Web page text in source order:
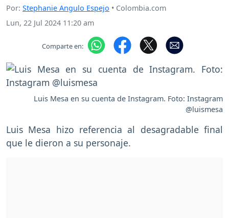
Por: Stephanie Angulo Espejo • Colombia.com
Lun, 22 Jul 2024 11:20 am
Comparte en:
Luis Mesa en su cuenta de Instagram. Foto: Instagram
@luismesa
Luis Mesa hizo referencia al desagradable final
que le dieron a su personaje.